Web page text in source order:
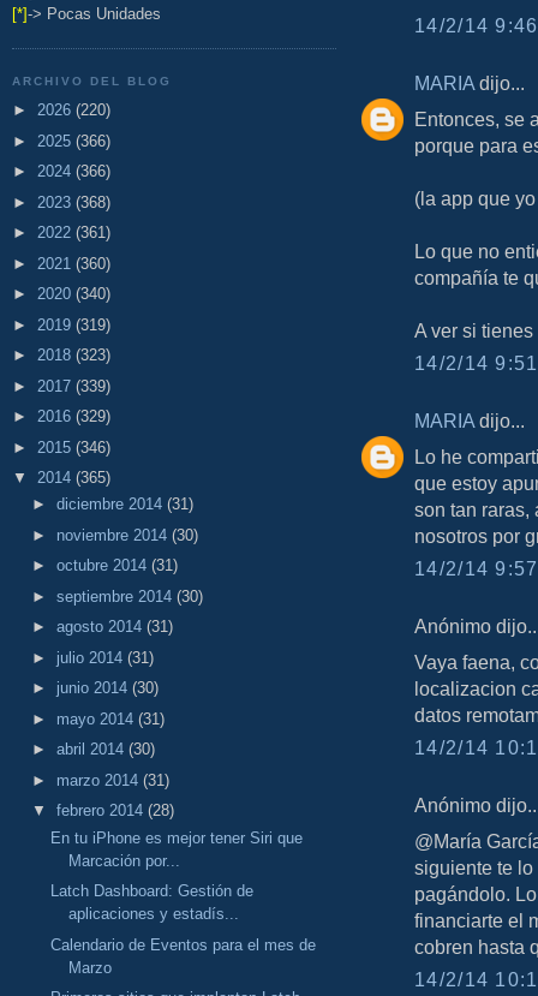
[*]-> Pocas Unidades
ARCHIVO DEL BLOG
► 2026 (220)
► 2025 (366)
► 2024 (366)
► 2023 (368)
► 2022 (361)
► 2021 (360)
► 2020 (340)
► 2019 (319)
► 2018 (323)
► 2017 (339)
► 2016 (329)
► 2015 (346)
▼ 2014 (365)
► diciembre 2014 (31)
► noviembre 2014 (30)
► octubre 2014 (31)
► septiembre 2014 (30)
► agosto 2014 (31)
► julio 2014 (31)
► junio 2014 (30)
► mayo 2014 (31)
► abril 2014 (30)
► marzo 2014 (31)
▼ febrero 2014 (28)
En tu iPhone es mejor tener Siri que
Marcación por...
Latch Dashboard: Gestión de
aplicaciones y estadís...
Calendario de Eventos para el mes de
Marzo
14/2/14
MARIA dijo...
Entonces, se
porque para
(la app que
Lo que no
compañía te
A ver si
14/2/14
MARIA dijo...
Lo he
que estoy
son tan raras,
nosotros por
14/2/14
Anónimo
Vaya faena,
localizacion
datos
14/2/14
Anónimo
@María
siguiente te
pagándolo.
financiarte el
cobren hasta
14/2/14